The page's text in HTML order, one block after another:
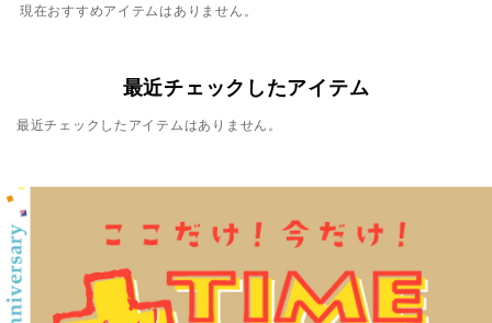
現在おすすめアイテムはありません。
最近チェックしたアイテム
最近チェックしたアイテムはありません。